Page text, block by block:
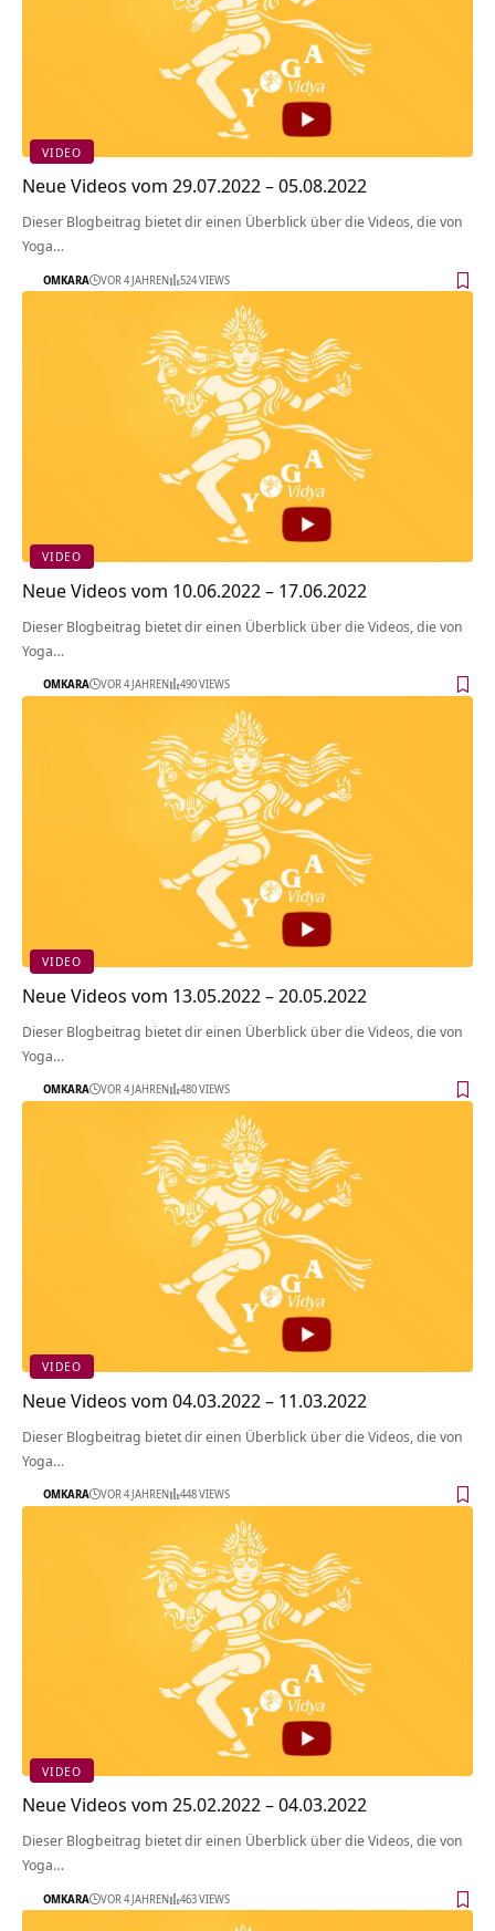
VIDEO
Neue Videos vom 29.07.2022 – 05.08.2022
Dieser Blogbeitrag bietet dir einen Überblick über die Videos, die von
Yoga…
OMKARA VOR 4 JAHREN 524 VIEWS
VIDEO
Neue Videos vom 10.06.2022 – 17.06.2022
Dieser Blogbeitrag bietet dir einen Überblick über die Videos, die von
Yoga…
OMKARA VOR 4 JAHREN 490 VIEWS
VIDEO
Neue Videos vom 13.05.2022 – 20.05.2022
Dieser Blogbeitrag bietet dir einen Überblick über die Videos, die von
Yoga…
OMKARA VOR 4 JAHREN 480 VIEWS
VIDEO
Neue Videos vom 04.03.2022 – 11.03.2022
Dieser Blogbeitrag bietet dir einen Überblick über die Videos, die von
Yoga…
OMKARA VOR 4 JAHREN 448 VIEWS
VIDEO
Neue Videos vom 25.02.2022 – 04.03.2022
Dieser Blogbeitrag bietet dir einen Überblick über die Videos, die von
Yoga…
OMKARA VOR 4 JAHREN 463 VIEWS